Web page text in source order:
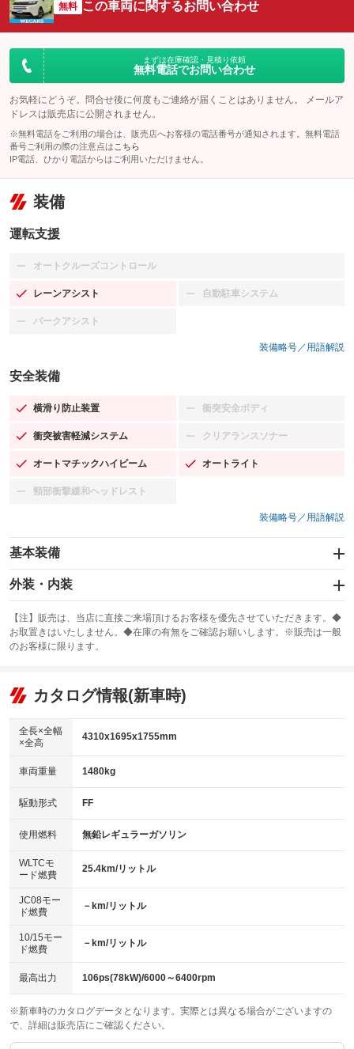
無料 この車両に関するお問い合わせ
まずは在庫確認・見積り依頼
無料電話でお問い合わせ
お気軽にどうぞ。問合せ後に何度もご連絡が届くことはありません。 メールア
ドレスは販売店に公開されません。
※無料電話をご利用の場合は、販売店へお客様の電話番号が通知されます。無料電話
番号ご利用の際の注意点は こちら
IP電話、ひかり電話からはご利用いただけません。
装備
運転支援
オートクルーズコントロール
：装備なし
レーンアシスト
：装備あり 自動駐車システム
：装備なし
パークアシスト
：装備なし
装備略号／用語解説
安全装備
横滑り防止装置
：装備あり 衝突安全ボディ
：装備なし
衝突被害軽減システム
：装備あり クリアランスソナー
：装備なし
オートマチックハイビーム
：装備あり オートライト
：装備あり
頸部衝撃緩和ヘッドレスト
：装備なし
装備略号／用語解説
基本装備
エアバッグ：運転席/助手席/サイド
：装備あり
：装備あり
サンルーフ
：装備なし ABS
リフトアップ
：装備なし
：装備なし
パワーウィンドウ
アイドリングストップ
：装備あり
USB入力端子
：装備なし
100V電源
：装備なし
センターデフロック
：装備なし
電動格納ミラー
：装備あり
外装・内装
カーナビ
：装備なし
TV
：装備なし
ビジュアル
：装備なし
：装備あり
革シート
キーレス
HID(キセノンライト)
：装備なし
バックカメラ
：装備あり
エアロ
：装備なし
：装備なし
パワーシート
ベンチシート
：装備なし
チップアップシート
：装備なし ：装備なし
：装備なし ：装備あり
ウォークスルー
：装備なし
【注】販売は、当店に直接ご来場頂けるお客様を優先させていただきます。◆
お取置きはいたしません。◆在庫の有無をご確認お願いします。※販売は一般
のお客様に限ります。
カタログ情報(新車時)
全長×全幅
×全高
4310x1695x1755mm
車両重量 1480kg
駆動形式 FF
使用燃料 無鉛レギュラーガソリン
WLTCモ
ード燃費
25.4km/リットル
JC08モー
ド燃費
－km/リットル
10/15モー
ド燃費
－km/リットル
最高出力 106ps(78kW)/6000～6400rpm
※新車時のカタログデータとなります。実際とは異なる場合がございますの
で、詳細は販売店にご確認ください。